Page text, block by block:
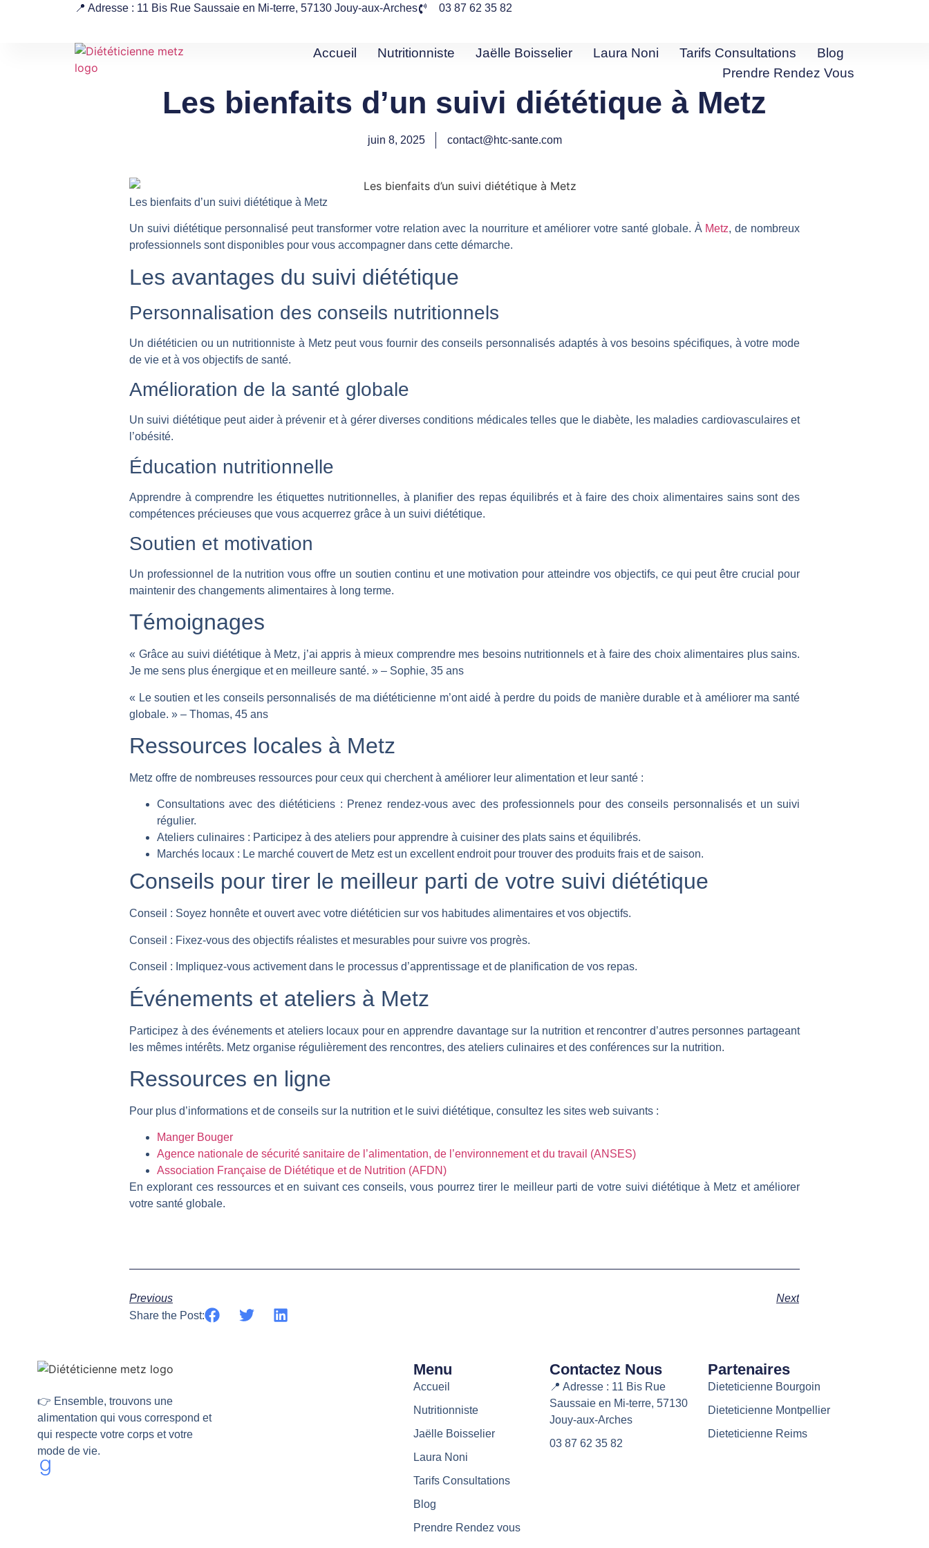
📍 Adresse : 11 Bis Rue Saussaie en Mi-terre, 57130 Jouy-aux-Arches 03 87 62 35 82
Accueil Nutritionniste Jaëlle Boisselier Laura Noni Tarifs Consultations
Blog
Prendre Rendez Vous
Les bienfaits d’un suivi diététique à Metz
juin 8, 2025 contact@htc-sante.com
Les bienfaits d’un suivi diététique à Metz
Un suivi diététique personnalisé peut transformer votre relation avec la nourriture et améliorer votre santé globale. À Metz, de nombreux
professionnels sont disponibles pour vous accompagner dans cette démarche.
Les avantages du suivi diététique
Personnalisation des conseils nutritionnels
Un diététicien ou un nutritionniste à Metz peut vous fournir des conseils personnalisés adaptés à vos besoins spécifiques, à votre mode
de vie et à vos objectifs de santé.
Amélioration de la santé globale
Un suivi diététique peut aider à prévenir et à gérer diverses conditions médicales telles que le diabète, les maladies cardiovasculaires et
l’obésité.
Éducation nutritionnelle
Apprendre à comprendre les étiquettes nutritionnelles, à planifier des repas équilibrés et à faire des choix alimentaires sains sont des
compétences précieuses que vous acquerrez grâce à un suivi diététique.
Soutien et motivation
Un professionnel de la nutrition vous offre un soutien continu et une motivation pour atteindre vos objectifs, ce qui peut être crucial pour
maintenir des changements alimentaires à long terme.
Témoignages
« Grâce au suivi diététique à Metz, j’ai appris à mieux comprendre mes besoins nutritionnels et à faire des choix alimentaires plus sains.
Je me sens plus énergique et en meilleure santé. » – Sophie, 35 ans
« Le soutien et les conseils personnalisés de ma diététicienne m’ont aidé à perdre du poids de manière durable et à améliorer ma santé
globale. » – Thomas, 45 ans
Ressources locales à Metz
Metz offre de nombreuses ressources pour ceux qui cherchent à améliorer leur alimentation et leur santé :
Consultations avec des diététiciens : Prenez rendez-vous avec des professionnels pour des conseils personnalisés et un suivi
régulier.
Ateliers culinaires : Participez à des ateliers pour apprendre à cuisiner des plats sains et équilibrés.
Marchés locaux : Le marché couvert de Metz est un excellent endroit pour trouver des produits frais et de saison.
Conseils pour tirer le meilleur parti de votre suivi diététique
Conseil : Soyez honnête et ouvert avec votre diététicien sur vos habitudes alimentaires et vos objectifs.
Conseil : Fixez-vous des objectifs réalistes et mesurables pour suivre vos progrès.
Conseil : Impliquez-vous activement dans le processus d’apprentissage et de planification de vos repas.
Événements et ateliers à Metz
Participez à des événements et ateliers locaux pour en apprendre davantage sur la nutrition et rencontrer d’autres personnes partageant
les mêmes intérêts. Metz organise régulièrement des rencontres, des ateliers culinaires et des conférences sur la nutrition.
Ressources en ligne
Pour plus d’informations et de conseils sur la nutrition et le suivi diététique, consultez les sites web suivants :
Manger Bouger
Agence nationale de sécurité sanitaire de l’alimentation, de l’environnement et du travail (ANSES)
Association Française de Diététique et de Nutrition (AFDN)
En explorant ces ressources et en suivant ces conseils, vous pourrez tirer le meilleur parti de votre suivi diététique à Metz et améliorer
votre santé globale.
Previous
Next
Share the Post:
👉 Ensemble, trouvons une
alimentation qui vous correspond et
qui respecte votre corps et votre
mode de vie.
Menu
Accueil
Nutritionniste
Jaëlle Boisselier
Laura Noni
Tarifs Consultations
Blog
Prendre Rendez vous
Contactez Nous
📍 Adresse : 11 Bis Rue
Saussaie en Mi-terre, 57130
Jouy-aux-Arches
03 87 62 35 82
Partenaires
Dieteticienne Bourgoin
Dieteticienne Montpellier
Dieteticienne Reims